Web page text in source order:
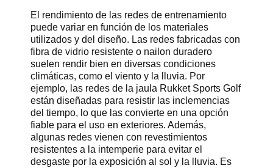
El rendimiento de las redes de entrenamiento
puede variar en función de los materiales
utilizados y del diseño. Las redes fabricadas con
fibra de vidrio resistente o nailon duradero
suelen rendir bien en diversas condiciones
climáticas, como el viento y la lluvia. Por
ejemplo, las redes de la jaula Rukket Sports Golf
están diseñadas para resistir las inclemencias
del tiempo, lo que las convierte en una opción
fiable para el uso en exteriores. Además,
algunas redes vienen con revestimientos
resistentes a la intemperie para evitar el
desgaste por la exposición al sol y la lluvia. Es